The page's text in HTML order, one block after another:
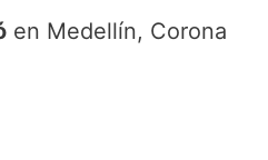
en Medellín, Corona